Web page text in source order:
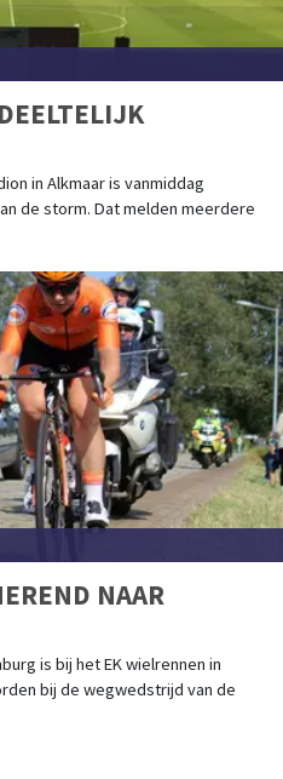
in Alkmaar is vanmiddag
de storm. Dat melden meerdere
NAAR
is bij het EK wielrennen in
bij de wegwedstrijd van de